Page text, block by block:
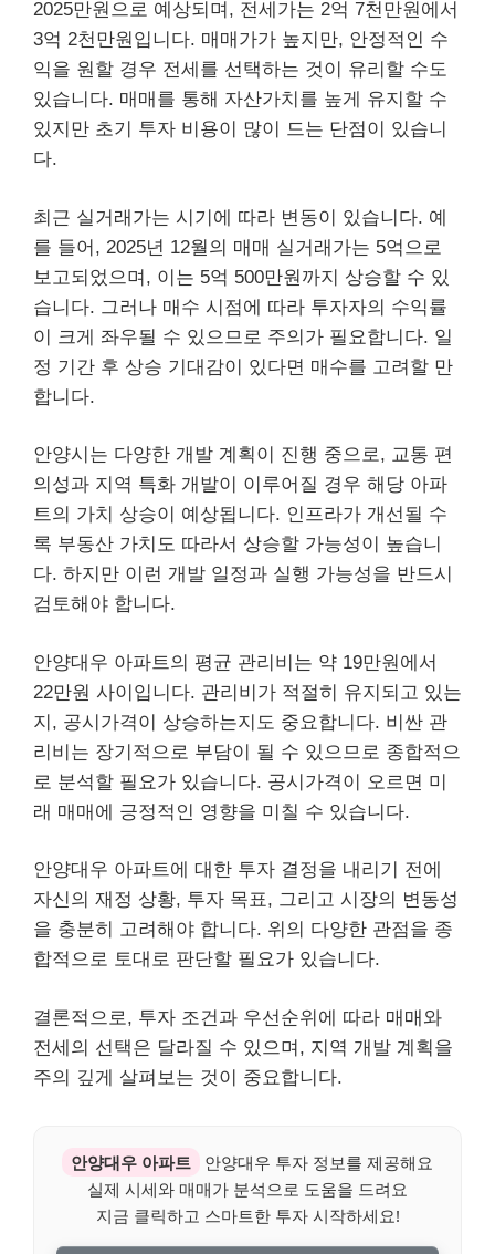
2025만원으로 예상되며, 전세가는 2억 7천만원에서
3억 2천만원입니다. 매매가가 높지만, 안정적인 수
익을 원할 경우 전세를 선택하는 것이 유리할 수도
있습니다. 매매를 통해 자산가치를 높게 유지할 수
있지만 초기 투자 비용이 많이 드는 단점이 있습니
다.
최근 실거래가는 시기에 따라 변동이 있습니다. 예
를 들어, 2025년 12월의 매매 실거래가는 5억으로
보고되었으며, 이는 5억 500만원까지 상승할 수 있
습니다. 그러나 매수 시점에 따라 투자자의 수익률
이 크게 좌우될 수 있으므로 주의가 필요합니다. 일
정 기간 후 상승 기대감이 있다면 매수를 고려할 만
합니다.
안양시는 다양한 개발 계획이 진행 중으로, 교통 편
의성과 지역 특화 개발이 이루어질 경우 해당 아파
트의 가치 상승이 예상됩니다. 인프라가 개선될 수
록 부동산 가치도 따라서 상승할 가능성이 높습니
다. 하지만 이런 개발 일정과 실행 가능성을 반드시
검토해야 합니다.
안양대우 아파트의 평균 관리비는 약 19만원에서
22만원 사이입니다. 관리비가 적절히 유지되고 있는
지, 공시가격이 상승하는지도 중요합니다. 비싼 관
리비는 장기적으로 부담이 될 수 있으므로 종합적으
로 분석할 필요가 있습니다. 공시가격이 오르면 미
래 매매에 긍정적인 영향을 미칠 수 있습니다.
안양대우 아파트에 대한 투자 결정을 내리기 전에
자신의 재정 상황, 투자 목표, 그리고 시장의 변동성
을 충분히 고려해야 합니다. 위의 다양한 관점을 종
합적으로 토대로 판단할 필요가 있습니다.
결론적으로, 투자 조건과 우선순위에 따라 매매와
전세의 선택은 달라질 수 있으며, 지역 개발 계획을
주의 깊게 살펴보는 것이 중요합니다.
안양대우 아파트
안양대우 투자 정보를 제공해요
실제 시세와 매매가 분석으로 도움을 드려요
지금 클릭하고 스마트한 투자 시작하세요!